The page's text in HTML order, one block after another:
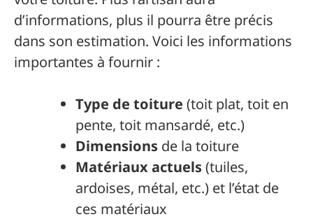
d’informations, plus il pourra être précis
dans son estimation. Voici les informations
importantes à fournir :
Type de toiture (toit plat, toit en
pente, toit mansardé, etc.)
Dimensions de la toiture
Matériaux actuels(tuiles,
ardoises, métal, etc.) et l’état de
ces matériaux